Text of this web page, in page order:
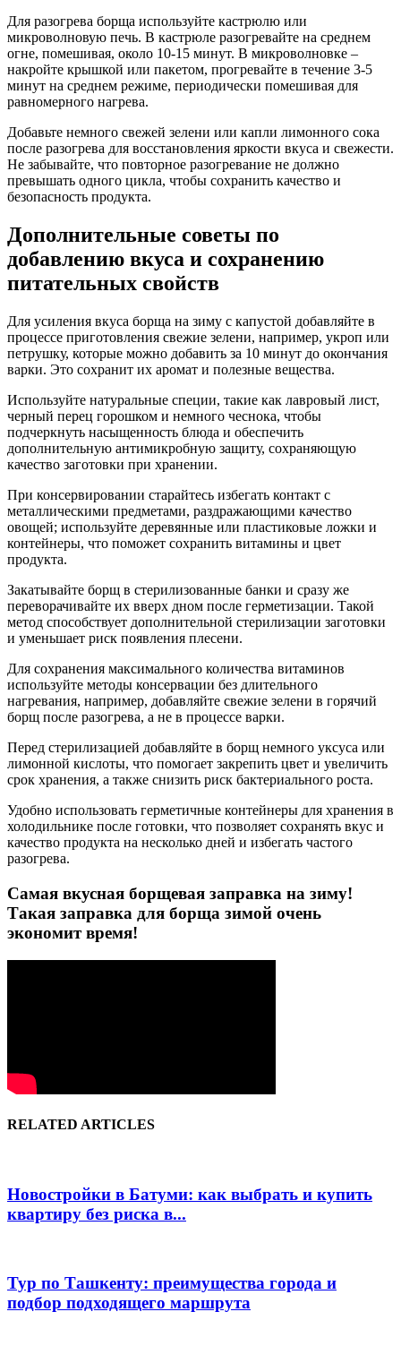
Для разогрева борща используйте кастрюлю или
микроволновую печь. В кастрюле разогревайте на среднем
огне, помешивая, около 10-15 минут. В микроволновке –
накройте крышкой или пакетом, прогревайте в течение 3-5
минут на среднем режиме, периодически помешивая для
равномерного нагрева.
Добавьте немного свежей зелени или капли лимонного сока
после разогрева для восстановления яркости вкуса и свежести.
Не забывайте, что повторное разогревание не должно
превышать одного цикла, чтобы сохранить качество и
безопасность продукта.
Дополнительные советы по
добавлению вкуса и сохранению
питательных свойств
Для усиления вкуса борща на зиму с капустой добавляйте в
процессе приготовления свежие зелени, например, укроп или
петрушку, которые можно добавить за 10 минут до окончания
варки. Это сохранит их аромат и полезные вещества.
Используйте натуральные специи, такие как лавровый лист,
черный перец горошком и немного чеснока, чтобы
подчеркнуть насыщенность блюда и обеспечить
дополнительную антимикробную защиту, сохраняющую
качество заготовки при хранении.
При консервировании старайтесь избегать контакт с
металлическими предметами, раздражающими качество
овощей; используйте деревянные или пластиковые ложки и
контейнеры, что поможет сохранить витамины и цвет
продукта.
Закатывайте борщ в стерилизованные банки и сразу же
переворачивайте их вверх дном после герметизации. Такой
метод способствует дополнительной стерилизации заготовки
и уменьшает риск появления плесени.
Для сохранения максимального количества витаминов
используйте методы консервации без длительного
нагревания, например, добавляйте свежие зелени в горячий
борщ после разогрева, а не в процессе варки.
Перед стерилизацией добавляйте в борщ немного уксуса или
лимонной кислоты, что помогает закрепить цвет и увеличить
срок хранения, а также снизить риск бактериального роста.
Удобно использовать герметичные контейнеры для хранения в
холодильнике после готовки, что позволяет сохранять вкус и
качество продукта на несколько дней и избегать частого
разогрева.
Самая вкусная борщевая заправка на зиму!
Такая заправка для борща зимой очень
экономит время!
RELATED ARTICLES
Новостройки в Батуми: как выбрать и купить
квартиру без риска в...
Тур по Ташкенту: преимущества города и
подбор подходящего маршрута